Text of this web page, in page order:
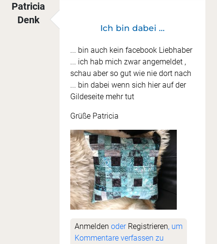
Patricia
Denk
Ich bin dabei ...
... bin auch kein facebook Liebhaber
... ich hab mich zwar angemeldet ,
schau aber so gut wie nie dort nach
... bin dabei wenn sich hier auf der
Gildeseite mehr tut
Grüße Patricia
Anmelden oder Registrieren, um
Kommentare verfassen zu